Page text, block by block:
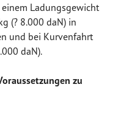
Ladungsgewicht
(? 8.000 daN) in
und bei Kurvenfahrt
daN).
zu